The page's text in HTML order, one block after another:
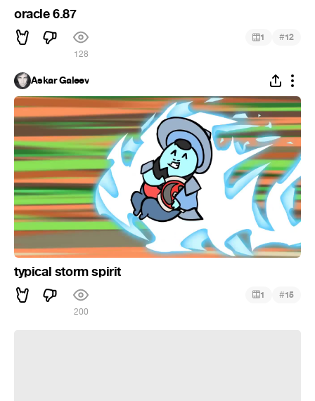
oracle 6.87
128
1 #12
Askar Galeev
typical storm spirit
200
1 #15